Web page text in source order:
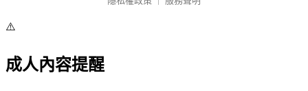
⚠️
成人內容提醒